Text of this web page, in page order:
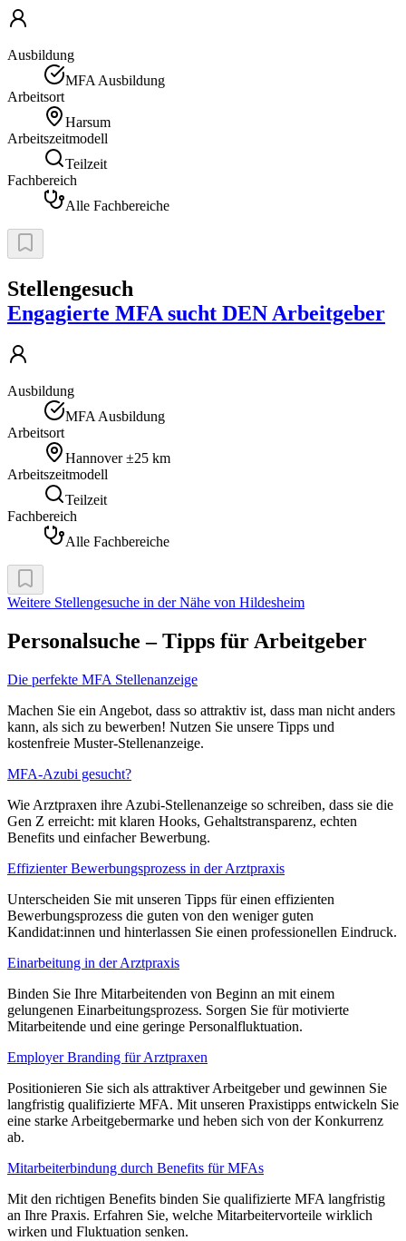
Ausbildung
MFA Ausbildung
Arbeitsort
Harsum
Arbeitszeitmodell
Teilzeit
Fachbereich
Alle Fachbereiche
Stellengesuch
Engagierte MFA sucht DEN Arbeitgeber
Ausbildung
MFA Ausbildung
Arbeitsort
Hannover±25 km
Arbeitszeitmodell
Teilzeit
Fachbereich
Alle Fachbereiche
Weitere Stellengesuche in der Nähe von Hildesheim
Personalsuche – Tipps für Arbeitgeber
Die perfekte MFA Stellenanzeige
Machen Sie ein Angebot, dass so attraktiv ist, dass man nicht anders
kann, als sich zu bewerben! Nutzen Sie unsere Tipps und
kostenfreie Muster-Stellenanzeige.
MFA-Azubi gesucht?
Wie Arztpraxen ihre Azubi-Stellenanzeige so schreiben, dass sie die
Gen Z erreicht: mit klaren Hooks, Gehaltstransparenz, echten
Benefits und einfacher Bewerbung.
Effizienter Bewerbungsprozess in der Arztpraxis
Unterscheiden Sie mit unseren Tipps für einen effizienten
Bewerbungsprozess die guten von den weniger guten
Kandidat:innen und hinterlassen Sie einen professionellen Eindruck.
Einarbeitung in der Arztpraxis
Binden Sie Ihre Mitarbeitenden von Beginn an mit einem
gelungenen Einarbeitungsprozess. Sorgen Sie für motivierte
Mitarbeitende und eine geringe Personalfluktuation.
Employer Branding für Arztpraxen
Positionieren Sie sich als attraktiver Arbeitgeber und gewinnen Sie
langfristig qualifizierte MFA. Mit unseren Praxistipps entwickeln Sie
eine starke Arbeitgebermarke und heben sich von der Konkurrenz
ab.
Mitarbeiterbindung durch Benefits für MFAs
Mit den richtigen Benefits binden Sie qualifizierte MFA langfristig
an Ihre Praxis. Erfahren Sie, welche Mitarbeitervorteile wirklich
wirken und Fluktuation senken.